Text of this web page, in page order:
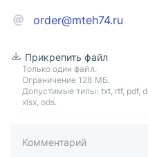
order@mteh74.ru
Прикрепить файл
Только один файл.
Ограничение 128 МБ.
Допустимые типы: txt, rtf, pdf,
xlsx, ods.
Комментарий
пример: 89511234567 или